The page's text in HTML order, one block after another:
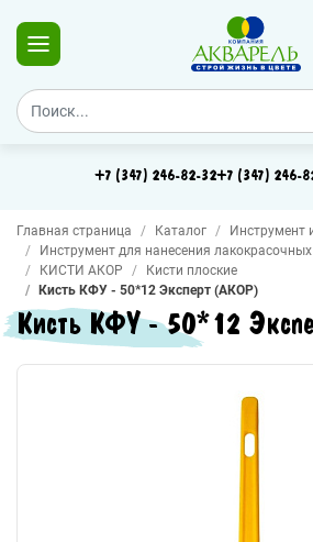
+7 (347) 246-82-32+7 (347) 246-
Главная страница Каталог
Инструмент
Инструмент для нанесения
КИСТИ АКОР
Кисти плоские
Кисть КФУ - 50*12 Эксперт (АКОР)
Кисть КФУ - 50*12